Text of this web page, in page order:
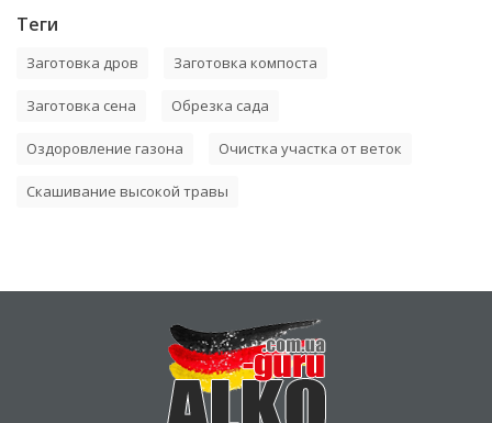
Теги
Заготовка дров Заготовка компоста
Заготовка сена Обрезка сада
Оздоровление газона Очистка участка от веток
Скашивание высокой травы